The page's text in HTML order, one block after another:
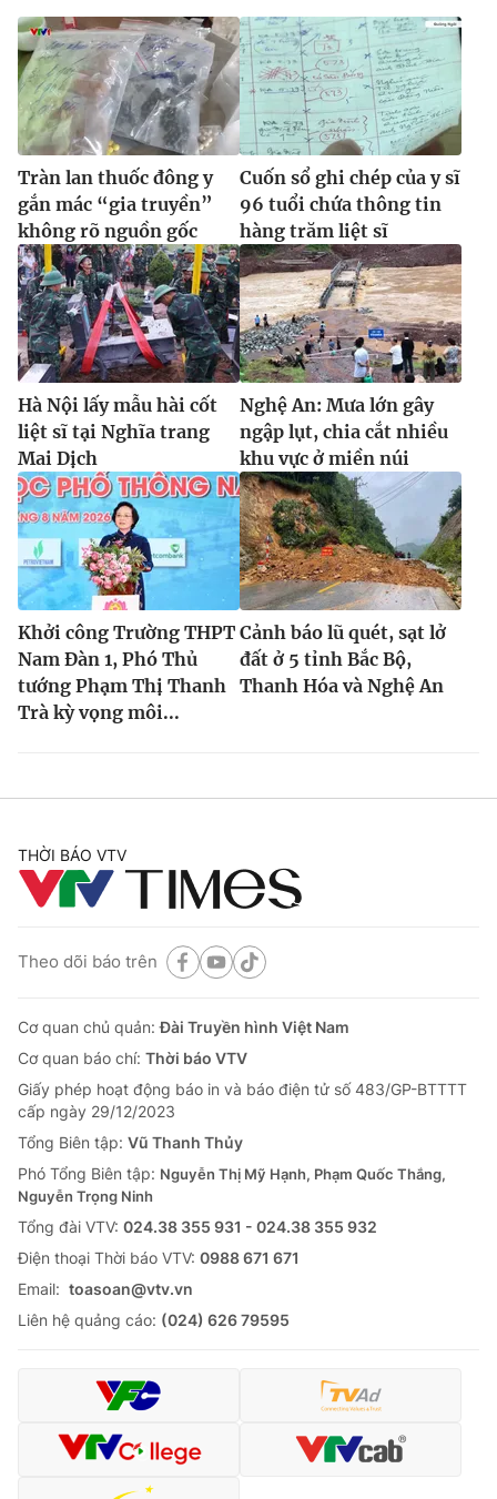
Tràn lan thuốc đông y
gắn mác “gia truyền”
không rõ nguồn gốc
Cuốn sổ ghi chép của y sĩ
96 tuổi chứa thông tin
hàng trăm liệt sĩ
Hà Nội lấy mẫu hài cốt
liệt sĩ tại Nghĩa trang
Mai Dịch
Nghệ An: Mưa lớn gây
ngập lụt, chia cắt nhiều
khu vực ở miền núi
Khởi công Trường THPT
Nam Đàn 1, Phó Thủ
tướng Phạm Thị Thanh
Trà kỳ vọng môi...
Cảnh báo lũ quét, sạt lở
đất ở 5 tỉnh Bắc Bộ,
Thanh Hóa và Nghệ An
THỜI BÁO VTV
Theo dõi báo trên
Cơ quan chủ quản:Đài Truyền hình Việt Nam
Cơ quan báo chí: Thời báo VTV
Giấy phép hoạt động báo in và báo điện tử số 483/GP-BTTTT
cấp ngày 29/12/2023
Tổng Biên tập: Vũ Thanh Thủy
Phó Tổng Biên tập: Nguyễn Thị Mỹ Hạnh, Phạm Quốc Thắng,
Nguyễn Trọng Ninh
Tổng đài VTV: 024.38 355 931 - 024.38 355 932
Ðiện thoại Thời báo VTV: 0988 671 671
Email: toasoan@vtv.vn
Liên hệ quảng cáo: (024) 626 79595